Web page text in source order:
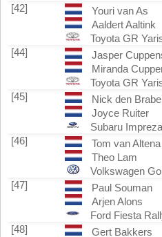
[42]
Youri van As
Aaldert Aaltink
Toyota GR
[44]
Jasper
Miranda
Toyota GR
[45]
Nick den
Joyce Ruiter
Subaru
[46]
Tom van Altena
Theo Lam
Volkswagen
[47]
Paul Souman
Arjen Alons
Ford Fiesta
[48]
Gert Bakkers